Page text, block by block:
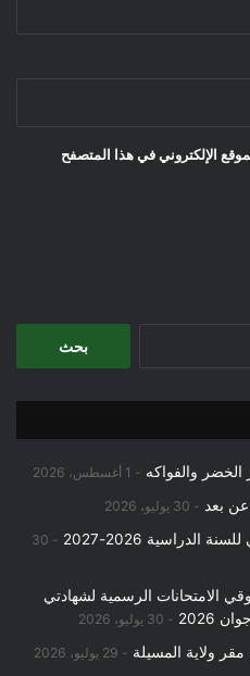
الإلكتروني في هذا المتصفح
الخضر والفواكه 1 أغسطس، 2026
عن بعد 30 يوليو، 2026
2026-2027
30
الامتحانات الرسمية لشهادتي
2026
30 يوليو، 2026
ولاية المسيلة 29 يوليو، 2026